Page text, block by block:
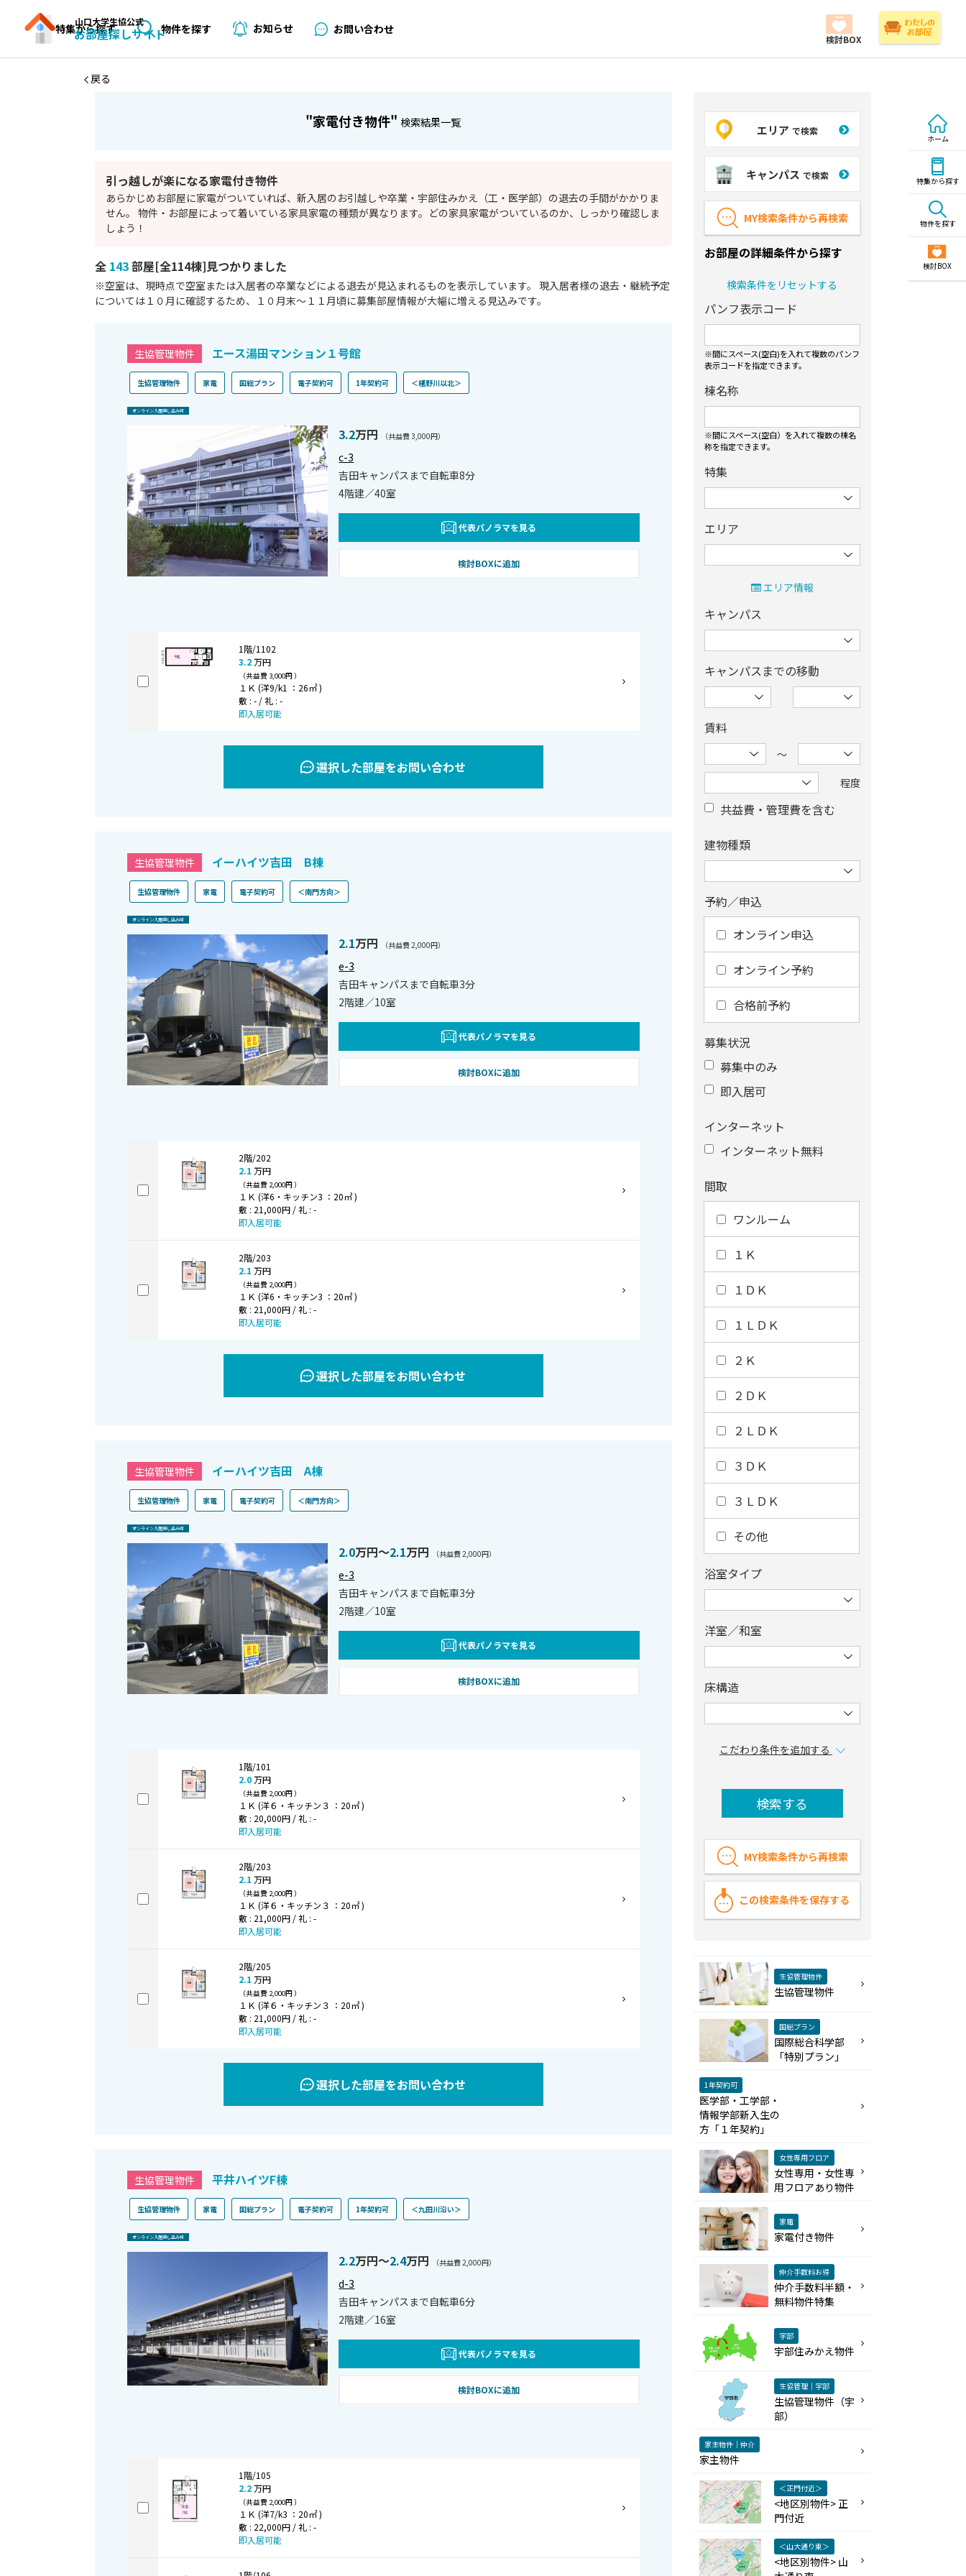
山口大学生協公式
お部屋探しサイト
特集から探す 物件を探す お知らせ お問い合わせ
検討BOX
戻る
"家電付き物件"検索結果一覧
引っ越しが楽になる家電付き物件
あらかじめお部屋に家電がついていれば、新入居のお引越しや卒業・宇部住みかえ（工・医学部）の退去の手間がかかりま
せん。 物件・お部屋によって着いている家具家電の種類が異なります。どの家具家電がついているのか、しっかり確認しま
しょう！
全 143部屋[全114棟]⾒つかりました
※空室は、現時点で空室または⼊居者の卒業などによる退去が⾒込まれるものを表⽰しています。 現入居者様の退去・継続予定
については１０月に確認するため、１０月末～１１月頃に募集部屋情報が大幅に増える見込みです。
生協管理物件 エース湯田マンション１号館
生協管理物件 家電 国総プラン 電子契約可 1年契約可 ＜椹野川以北＞
オンライン⼊居申し込み可
3.2万円 （共益費 3,000円）
c-3
吉田キャンパスまで自転車8分
4階建／40室
代表パノラマを見る
検討BOXに追加
1階/1102
3.2万円
（共益費 3,000円 ）
１Ｋ (洋9/k1 ：26㎡ )
敷 : - / 礼 : -
即入居可能
選択した部屋をお問い合わせ
生協管理物件 イーハイツ吉田 B棟
生協管理物件 家電 電子契約可 ＜南門方向＞
オンライン⼊居申し込み可
2.1万円 （共益費 2,000円）
e-3
吉田キャンパスまで自転車3分
2階建／10室
代表パノラマを見る
検討BOXに追加
2階/202
2.1万円
（共益費 2,000円 ）
１Ｋ (洋6・キッチン3 ：20㎡ )
敷 : 21,000円 / 礼 : -
即入居可能
2階/203
2.1万円
（共益費 2,000円 ）
１Ｋ (洋6・キッチン3 ：20㎡ )
敷 : 21,000円 / 礼 : -
即入居可能
選択した部屋をお問い合わせ
生協管理物件 イーハイツ吉田 A棟
生協管理物件 家電 電子契約可 ＜南門方向＞
オンライン⼊居申し込み可
2.0万円〜2.1万円 （共益費 2,000円）
e-3
吉田キャンパスまで自転車3分
2階建／10室
代表パノラマを見る
検討BOXに追加
1階/101
2.0万円
（共益費 2,000円 ）
１Ｋ (洋６・キッチン３ ：20㎡ )
敷 : 20,000円 / 礼 : -
即入居可能
2階/203
2.1万円
（共益費 2,000円 ）
１Ｋ (洋６・キッチン３ ：20㎡ )
敷 : 21,000円 / 礼 : -
即入居可能
2階/205
2.1万円
（共益費 2,000円 ）
１Ｋ (洋６・キッチン３ ：20㎡ )
敷 : 21,000円 / 礼 : -
即入居可能
選択した部屋をお問い合わせ
生協管理物件 平井ハイツF棟
生協管理物件 家電 国総プラン 電子契約可 1年契約可 ＜九田川沿い＞
オンライン⼊居申し込み可
2.2万円〜2.4万円 （共益費 2,000円）
d-3
吉田キャンパスまで自転車6分
2階建／16室
代表パノラマを見る
検討BOXに追加
1階/105
2.2万円
（共益費 2,000円 ）
１Ｋ (洋7/k3 ：20㎡ )
敷 : 22,000円 / 礼 : -
即入居可能
エリア で検索
キャンパス で検索
MY検索条件から再検索
お部屋の詳細条件から探す
検索条件をリセットする
パンフ表示コード
※間にスペース(空白)を入れて複数のパンフ
表⽰コードを指定できます。
棟名称
※間にスペース(空白）を入れて複数の棟名
称を指定できます。
特集
エリア
エリア情報
キャンパス
キャンパスまでの移動
賃料
〜
程度
共益費・管理費を含む
建物種類
予約／申込
オンライン申込
オンライン予約
合格前予約
募集状況
募集中のみ
即入居可
インターネット
インターネット無料
間取
ワンルーム
１Ｋ
１ＤＫ
１ＬＤＫ
２Ｋ
２ＤＫ
２ＬＤＫ
３ＤＫ
３ＬＤＫ
その他
浴室タイプ
洋室／和室
床構造
こだわり条件を追加する
検索する
MY検索条件から再検索
この検索条件を保存する
生協管理物件
生協管理物件
国総プラン
国際総合科学部
「特別プラン」
1年契約可
医学部・工学部・
情報学部新入生の
方「１年契約」
女性専用フロア
女性専用・女性専
用フロアあり物件
家電
家電付き物件
仲介手数料お得
仲介手数料半額・
無料物件特集
宇部
宇部住みかえ物件
生協管理｜宇部
生協管理物件（宇
部）
家主物件｜仲介
家主物件
＜正門付近＞
<地区別物件> 正
門付近
＜山大通り東＞
<地区別物件> 山
ホーム
特集から探す
物件を探す
検討BOX